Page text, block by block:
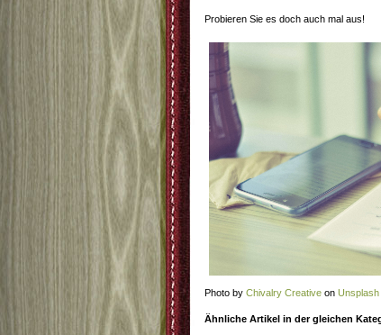
Probieren Sie es doch auch mal aus!
Photo by Chivalry Creative on Unsplash
Ähnliche Artikel in der gleichen